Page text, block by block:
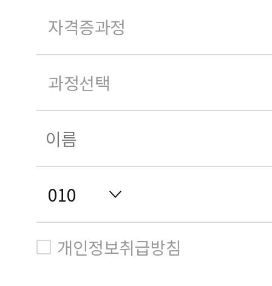
개인정보취급방침